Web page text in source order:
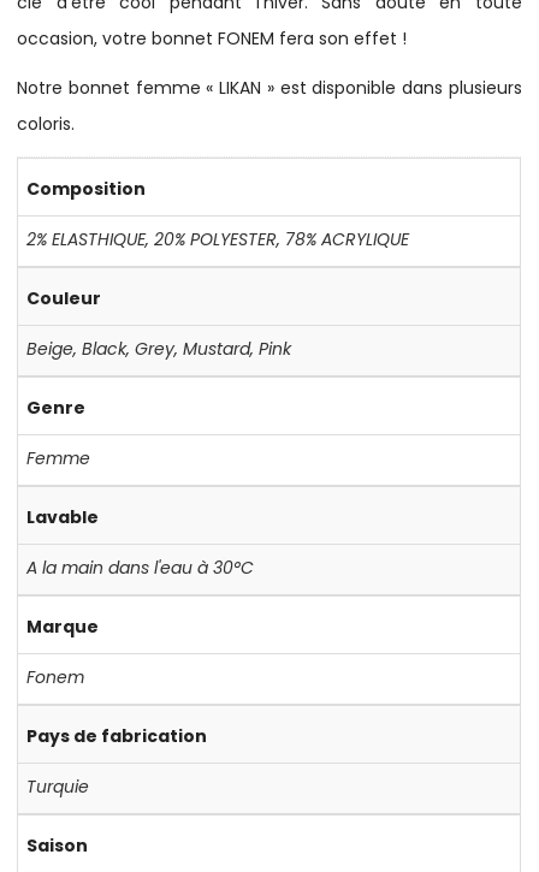
occasion, votre bonnet FONEM fera son effet !
Notre bonnet femme « LIKAN » est disponible dans plusieurs
coloris.
Composition
2% ELASTHIQUE,20% POLYESTER, 78% ACRYLIQUE
Couleur
Beige,Black,Grey,Mustard,Pink
Genre
Femme
Lavable
A la main dans l'eau à 30°C
Marque
Fonem
Pays de fabrication
Turquie
Saison